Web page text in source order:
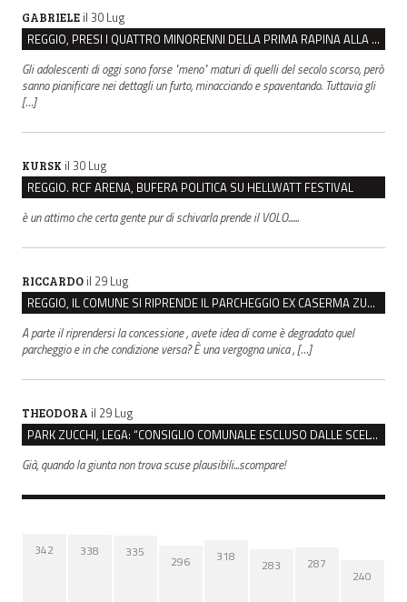
GABRIELE il 30 Lug
REGGIO, PRESI I QUATTRO MINORENNI DELLA PRIMA RAPINA ALLA FARMACIA DI COVIOLO
Gli adolescenti di oggi sono forse "meno" maturi di quelli del secolo scorso, però
sanno pianificare nei dettagli un furto, minacciando e spaventando. Tuttavia gli
[…]
KURSK il 30 Lug
REGGIO. RCF ARENA, BUFERA POLITICA SU HELLWATT FESTIVAL
è un attimo che certa gente pur di schivarla prende il VOLO......
RICCARDO il 29 Lug
REGGIO, IL COMUNE SI RIPRENDE IL PARCHEGGIO EX CASERMA ZUCCHI PER 4,6 MILIONI
A parte il riprendersi la concessione , avete idea di come è degradato quel
parcheggio e in che condizione versa? È una vergogna unica , […]
THEODORA il 29 Lug
PARK ZUCCHI, LEGA: “CONSIGLIO COMUNALE ESCLUSO DALLE SCELTE, PRETENDIAMO TUTTI GLI ATTI”
Già, quando la giunta non trova scuse plausibili...scompare!
342 338 335
296 318
283 287
240